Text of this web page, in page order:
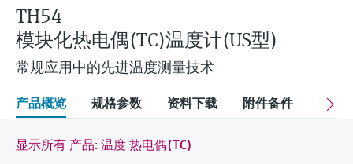
温度测量
压力测量
系统产品
光学分析
涡街流量计
热式质量流量计
Differential pressure flow
measurement
超声波物位测量
电容物位测量
静压液位测量
Conductive level measurement
氯传感器和变送器
溶解氧传感器和变送器
实验室检测仪表和便携式pH计
全自动水质采样仪
高温型温度计
卫生型温度计
紧凑型温度计
温度开关
WirelessHART解决方案
网关和调制解调器
设备配置用平板电脑
能量管理仪和应用管理仪
颗粒测量设备
数字分析仪解决方案
过程气体分析仪
空气质量测量装置
Netilion Library
Netilion Inventory
Netilion Connect
Netilion Device Viewer
仪表性能优化服务
View all
Repair of measuring instruments
生命科学：创新技术助推卓越运营
化工：深化合作，助推可持续成功
电力与能源
学习
学习中心 - 探索Endress+Hauser学习平台上
的指导课程与资源，随时随地提升技能。
活动和培训
客户案例
新闻与案例
活动和培训
您的Endress+Hauser职业生涯
财务业绩
集团管理层
发展历程
文化与价值观
温度+系统产品
Endress+Hauser 数字解决方案
Endress+Hauser 光学分析
Endress+Hauser SICK
My Endress+Hauser
建立电子采购流程，从容应对未来
事实速览
媒体活动
在线研讨会和回放
峰会
线下活动
查找市场活动及培训
更多工作机会
德国耶拿分析仪器公司的工作机会
会
Job opportunities at
TH54
模块化热电偶(TC)温度计(US型)
常规应用中的先进温度测量技术
产品概览 规格参数 资料下载 附件备件 配
显示所有 产品: 温度 热电偶(TC)